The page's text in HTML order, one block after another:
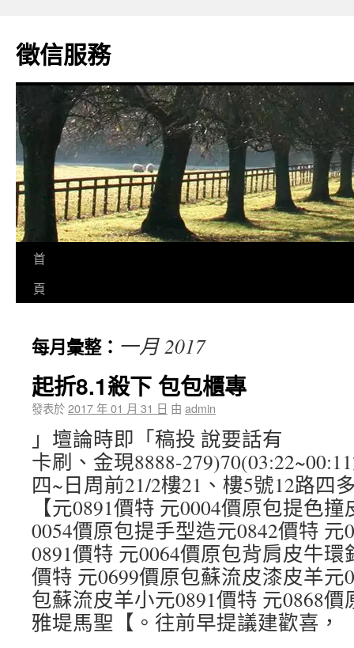
徵信服務
首
頁
每月彙整： 一月 2017
起折8.1殺下 包包櫃專
發表於2017 年 01 月 31 日 由 admin
」壇論時即「稿投 說要話有
卡刷、金現8888-
四~日周前21/2樓21、樓5號12路四
【元0891價特 元0004價原包提色
0054價原包提手型造元0842價特
0891價特 元0064價原包背肩皮牛環
價特 元0699價原包蘇流皮漆皮羊元
包蘇流皮羊小元0891價特 元0868
雅堤馬聖【。往前早提議建歡喜，